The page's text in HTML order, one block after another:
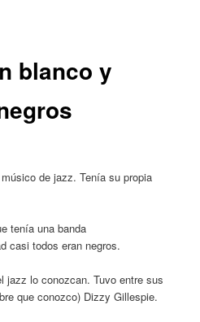
blanco y
de jazz. Tenía su propia
tenía una banda
casi todos eran negros.
jazz lo conozcan. Tuvo entre sus
que conozco) Dizzy Gillespie.